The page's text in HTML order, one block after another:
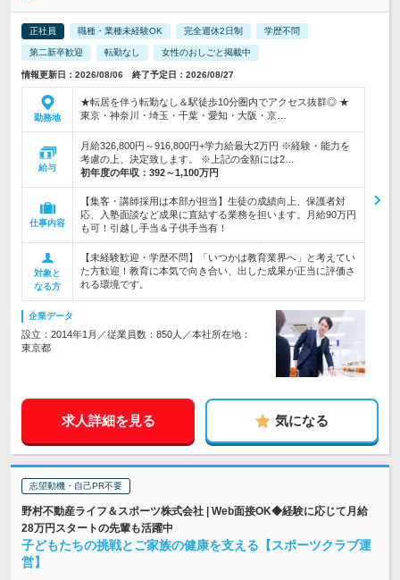
正社員 職種・業種未経験OK 完全週休2日制 学歴不問
第二新卒歓迎 転勤なし 女性のおしごと掲載中
情報更新日：2026/08/06 終了予定日：2026/08/27
勤務地
★転居を伴う転勤なし＆駅徒歩10分圏内でアクセス抜群◎ ★
東京・神奈川・埼玉・千葉・愛知・大阪・京…
給与
月給326,800円～916,800円+学力給最大2万円 ※経験・能力を
考慮の上、決定致します。 ※上記の金額には2…
初年度の年収： 392～1,100万円
仕事内容
【集客・講師採用は本部が担当】生徒の成績向上、保護者対
応、入塾面談など成果に直結する業務を担います。月給90万円
も可！引越し手当＆子供手当有！
対象と
なる方
【未経験歓迎・学歴不問】「いつかは教育業界へ」と考えてい
た方歓迎！教育に本気で向き合い、出した成果が正当に評価さ
れる環境です。
企業データ
設立：2014年1月／従業員数：850人／本社所在地：
東京都
求人詳細を見る 気になる
志望動機・自己PR不要
野村不動産ライフ＆スポーツ株式会社 | Web面接OK◆経験に応じて月給
28万円スタートの先輩も活躍中
子どもたちの挑戦とご家族の健康を支える【スポーツクラブ運
営】